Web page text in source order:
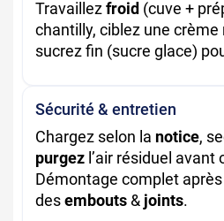
Travaillezfroid (cuve +
chantilly, ciblez une crème
sucrez fin (sucre glace)
Sécurité & entretien
Chargez selon la notice,
purgez l’air résiduel avant
Démontage complet
desembouts & joints.